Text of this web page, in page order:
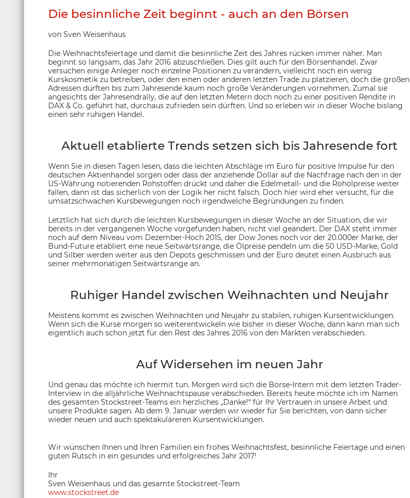
Die besinnliche Zeit beginnt - auch an den Börsen
von Sven Weisenhaus
Die Weihnachtsfeiertage und damit die besinnliche Zeit des Jahres rücken immer näher. Man
beginnt so langsam, das Jahr 2016 abzuschließen. Dies gilt auch für den Börsenhandel. Zwar
versuchen einige Anleger noch einzelne Positionen zu verändern, vielleicht noch ein wenig
Kurskosmetik zu betreiben, oder den einen oder anderen letzten Trade zu platzieren, doch die großen
Adressen dürften bis zum Jahresende kaum noch große Veränderungen vornehmen. Zumal sie
angesichts der Jahresendrally, die auf den letzten Metern doch noch zu einer positiven Rendite in
DAX & Co. geführt hat, durchaus zufrieden sein dürften. Und so erleben wir in dieser Woche bislang
einen sehr ruhigen Handel.
Aktuell etablierte Trends setzen sich bis Jahresende fort
Wenn Sie in diesen Tagen lesen, dass die leichten Abschläge im Euro für positive Impulse für den
deutschen Aktienhandel sorgen oder dass der anziehende Dollar auf die Nachfrage nach den in der
US-Währung notierenden Rohstoffen drückt und daher die Edelmetall- und die Rohölpreise weiter
fallen, dann ist das sicherlich von der Logik her nicht falsch. Doch hier wird eher versucht, für die
umsatzschwachen Kursbewegungen noch irgendwelche Begründungen zu finden.
Letztlich hat sich durch die leichten Kursbewegungen in dieser Woche an der Situation, die wir
bereits in der vergangenen Woche vorgefunden haben, nicht viel geändert. Der DAX steht immer
noch auf dem Niveau vom Dezember-Hoch 2015, der Dow Jones noch vor der 20.000er Marke, der
Bund-Future etabliert eine neue Seitwärtsrange, die Ölpreise pendeln um die 50 USD-Marke, Gold
und Silber werden weiter aus den Depots geschmissen und der Euro deutet einen Ausbruch aus
seiner mehrmonatigen Seitwärtsrange an.
Ruhiger Handel zwischen Weihnachten und Neujahr
Meistens kommt es zwischen Weihnachten und Neujahr zu stabilen, ruhigen Kursentwicklungen.
Wenn sich die Kurse morgen so weiterentwickeln wie bisher in dieser Woche, dann kann man sich
eigentlich auch schon jetzt für den Rest des Jahres 2016 von den Märkten verabschieden.
Auf Widersehen im neuen Jahr
Und genau das möchte ich hiermit tun. Morgen wird sich die Börse-Intern mit dem letzten Trader-
Interview in die alljährliche Weihnachtspause verabschieden. Bereits heute möchte ich im Namen
des gesamten Stockstreet-Teams ein herzliches „Danke!“ für Ihr Vertrauen in unsere Arbeit und
unsere Produkte sagen. Ab dem 9. Januar werden wir wieder für Sie berichten, von dann sicher
wieder neuen und auch spektakuläreren Kursentwicklungen.
Wir wünschen Ihnen und Ihren Familien ein frohes Weihnachtsfest, besinnliche Feiertage und einen
guten Rutsch in ein gesundes und erfolgreiches Jahr 2017!
Ihr
Sven Weisenhaus und das gesamte Stockstreet-Team
www.stockstreet.de